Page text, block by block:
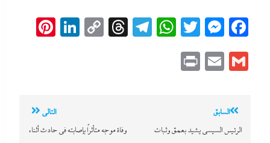
Facebook
Messenger
Twitter
WhatsApp
Telegram
Threads
Copy
Gmail
Email
تصفّح
المقالات
السابق
الرئيس السيسى يشيد بعمق وثبات
التالي
وفاة موجه متأثرًا بإصابته في حادث أثناء